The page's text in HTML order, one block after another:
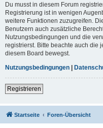
Du musst in diesem Forum
Registrierung ist in wenigen
weitere Funktionen zuzugreifen.
Benutzern auch zusätzliche
Nutzungsbedingungen und die
registrierst. Bitte beachte auch die
diesem Board bewegst.
Nutzungsbedingungen |
Registrieren
Startseite Foren-Übersicht